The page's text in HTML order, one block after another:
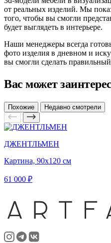
от реальных изделий. Мы
того, чтобы вы смогли
будет выглядеть в интерьере.
Наши менеджеры всегда
фото изделия в дневном и
вы смогли сделать
Вас может
Похожие Недавно смотрели
ДЖЕНТЛЬМЕН
Картина, 90х120 см
61 000 ₽